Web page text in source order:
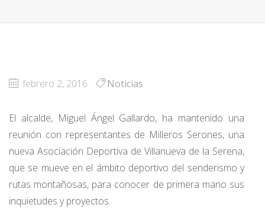
febrero 2, 2016 Noticias
El alcalde, Miguel Ángel Gallardo, ha mantenido una
reunión con representantes de Milleros Serones, una
nueva Asociación Deportiva de Villanueva de la Serena,
que se mueve en el ámbito deportivo del senderismo y
rutas montañosas, para conocer de primera mano sus
inquietudes y proyectos.